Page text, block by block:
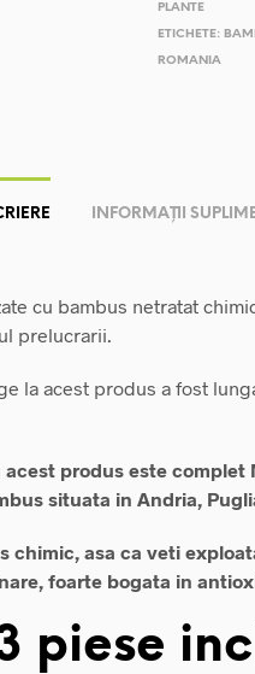
PLANTE
ETICHETE:
ROMANIA
INFORMAȚII
cu bambus netratat
prelucrarii.
la acest produs a fost
produs este complet
situata in Andria,
chimic, asa ca veti
foarte bogata in
piese